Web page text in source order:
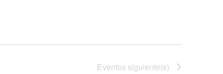
Eventos siguiente(s)